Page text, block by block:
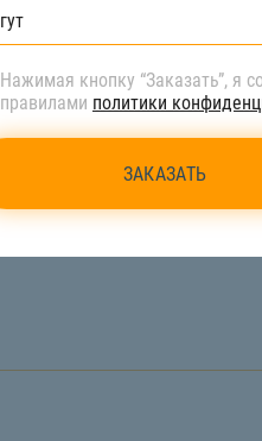
Нажимая кнопку “Заказать”, я
правилами политики